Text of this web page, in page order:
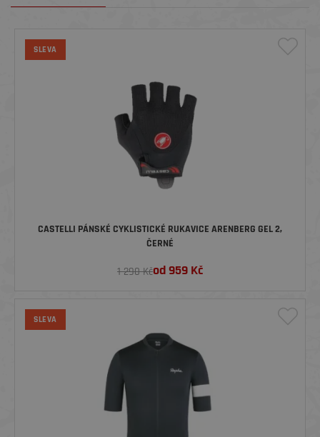
SLEVA
CASTELLI PÁNSKÉ CYKLISTICKÉ RUKAVICE ARENBERG GEL 2,
ČERNÉ
1 290 Kčod959 Kč
SLEVA